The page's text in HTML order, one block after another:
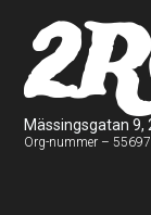
Mässingsgatan 9,
Org-nummer –